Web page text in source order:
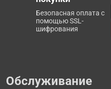
Безопасная оплата с
помощью SSL-
шифрования
Обслуживание